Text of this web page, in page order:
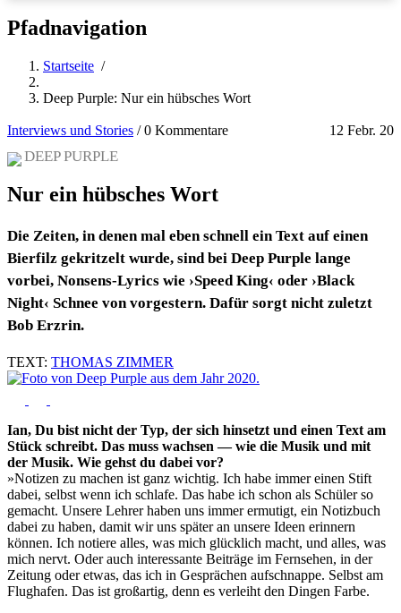
Pfadnavigation
Startseite /
Deep Purple: Nur ein hübsches Wort
Interviews und Stories 12 Febr. 20
/0 Kommentare
DEEP PURPLE
Nur ein hübsches Wort
Die Zeiten, in denen mal eben schnell ein Text auf einen
Bierfilz gekritzelt wurde, sind bei Deep Purple lange
vorbei, Nonsens-Lyrics wie ›Speed King‹ oder ›Black
Night‹ Schnee von vorgestern. Dafür sorgt nicht zuletzt
Bob Erzrin.
TEXT: THOMAS ZIMMER
Ian, Du bist nicht der Typ, der sich hinsetzt und einen Text am
Stück schreibt. Das muss wachsen — wie die Musik und mit
der Musik. Wie gehst du dabei vor?
»Notizen zu machen ist ganz wichtig. Ich habe immer einen Stift
dabei, selbst wenn ich schlafe. Das habe ich schon als Schüler so
gemacht. Unsere Lehrer haben uns immer ermutigt, ein Notizbuch
dabei zu haben, damit wir uns später an unsere Ideen erinnern
können. Ich notiere alles, was mich glücklich macht, und alles, was
mich nervt. Oder auch interessante Beiträge im Fernsehen, in der
Zeitung oder etwas, das ich in Gesprächen aufschnappe. Selbst am
Flughafen. Das ist großartig, denn es verleiht den Dingen Farbe.